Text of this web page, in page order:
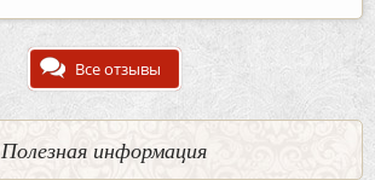
Все отзывы
Полезная информация